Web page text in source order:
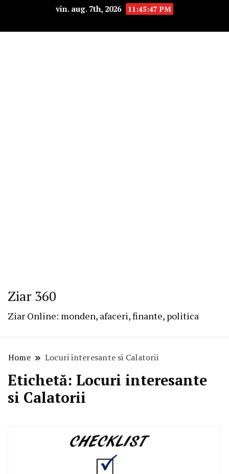
vin. aug. 7th, 2026 11:45:47 PM
Ziar 360
Ziar Online: monden, afaceri, finante, politica
Home Locuri interesante si Calatorii
Etichetă: Locuri interesante
si Calatorii